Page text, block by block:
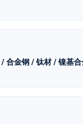
合金钢 / 钛材 / 镍基